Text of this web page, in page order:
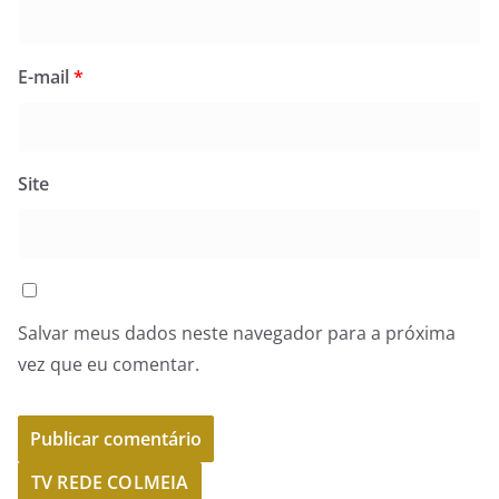
E-mail*
Site
Salvar meus dados neste navegador para a próxima
vez que eu comentar.
TV REDE COLMEIA